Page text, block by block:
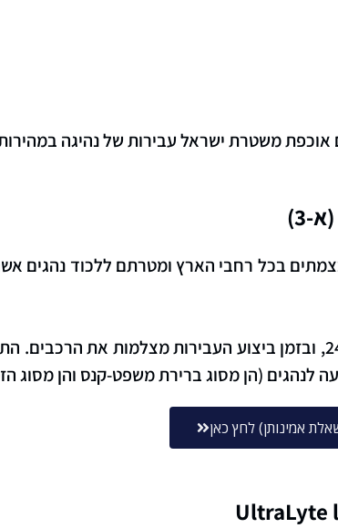
משטרת ישראל עבירות של נהיגה
3)
בכל רחבי הארץ ומטרתם ללכוד נהגים
המצלמות מתעדות את המתרחש ברכבי הארץ 24/7, ובזמן ביצוע
לנהגים (הן מסוג ברירת משפט-קנס והן מסוג